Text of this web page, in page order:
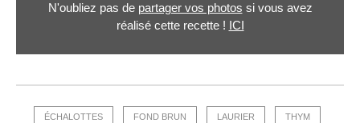
N'oubliez pas de partager vos photos si vous avez
réalisé cette recette ! ICI
ÉCHALOTTES FOND BRUN LAURIER THYM